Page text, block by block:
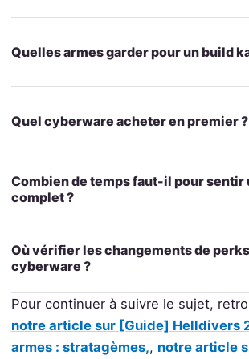
Quelles armes garder pour un build
Quel cyberware acheter en premier ?
Combien de temps faut-il pour sentir
complet ?
Où vérifier les changements de
cyberware ?
Pour continuer à suivre le sujet,
notre article sur [Guide] Helldivers
armes : stratagèmes,, notre article